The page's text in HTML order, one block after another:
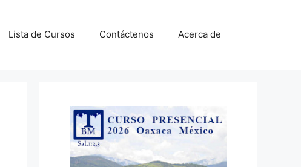
Lista de Cursos Contáctenos Acerca de